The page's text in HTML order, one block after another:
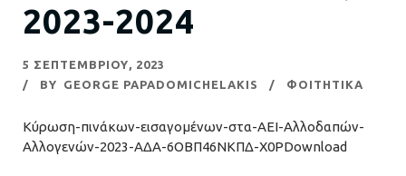
2023-2024
5 ΣΕΠΤΕΜΒΡΊΟΥ, 2023
BY
GEORGE PAPADOMICHELAKIS ΦΟΙΤΗΤΙΚΑ
Κύρωση-πινάκων-εισαγομένων-στα-ΑΕΙ-Αλλοδαπών-
Αλλογενών-2023-ΑΔΑ-6ΟΒΠ46ΝΚΠΔ-Χ0ΡDownload